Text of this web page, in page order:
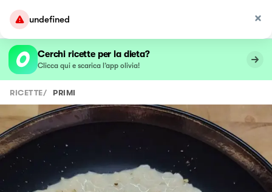
undefined
Cerchi ricette per la dieta?
Clicca qui e scarica l’app olivia!
RICETTE/ PRIMI